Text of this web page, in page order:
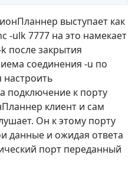
выступает как
-ulk 7777 на это намекает
после закрытия
соединения -u по
настроить
подключение к порту
клиент и сам
Он к этому порту
данные и ожидая ответа
порт переданный